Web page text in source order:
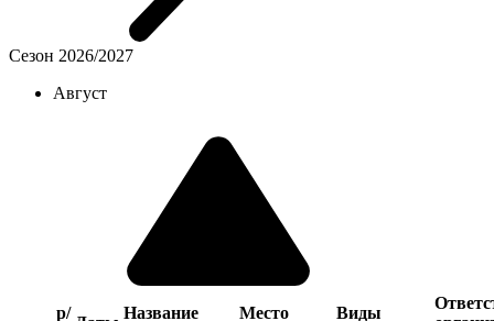
Сезон 2026/2027
Август
р/ Название Место Виды